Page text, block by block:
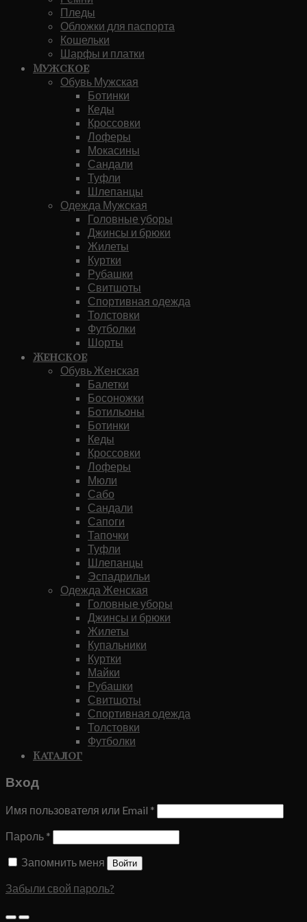
Пледы
Обложки для паспорта
Кошельки
Шарфы и платки
Мужское
Обувь Мужская
Ботинки
Кеды
Кроссовки
Лоферы
Мокасины
Сандали
Туфли
Шлепанцы
Одежда Мужская
Головные уборы
Джинсы и брюки
Жилеты
Куртки
Рубашки
Свитшоты
Спортивная одежда
Толстовки
Футболки
Шорты
Женское
Обувь Женская
Балетки
Босоножки
Ботильоны
Ботинки
Кеды
Кроссовки
Лоферы
Мюли
Сабо
Сандали
Сапоги
Тапочки
Туфли
Шлепанцы
Эспадрильи
Одежда Женская
Головные уборы
Джинсы и брюки
Жилеты
Купальники
Куртки
Майки
Рубашки
Свитшоты
Спортивная одежда
Толстовки
Футболки
Каталог
Вход
Имя пользователя или Email *
Пароль *
Запомнить меня
Войти
Забыли свой пароль?